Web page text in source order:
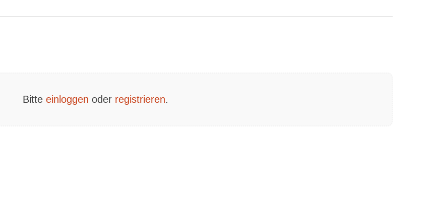
Bitte einloggen oder registrieren.